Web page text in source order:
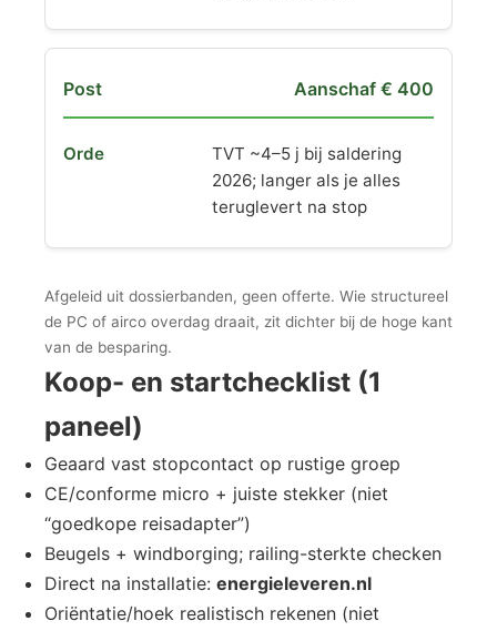
Aanschaf € 400
TVT ~4–5 j bij saldering
2026; langer als je alles
teruglevert na stop
Afgeleid uit dossierbanden, geen offerte. Wie structureel
de PC of airco overdag draait, zit dichter bij de hoge kant
van de besparing.
Koop- en startchecklist (1
paneel)
Geaard vast stopcontact op rustige groep
CE/conforme micro + juiste stekker (niet
“goedkope reisadapter”)
Beugels + windborging; railing-sterkte checken
Direct na installatie: energieleveren.nl
Oriëntatie/hoek realistisch rekenen (niet